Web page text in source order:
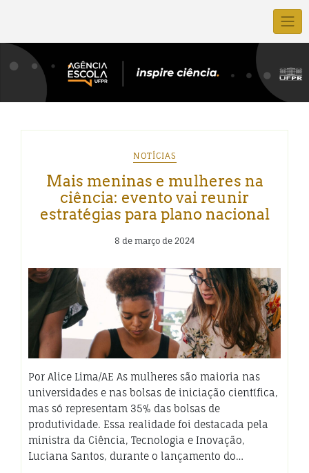
NOTÍCIAS
Mais meninas e mulheres na
ciência: evento vai reunir
estratégias para plano nacional
8 de março de 2024
Por Alice Lima/AE As mulheres são maioria nas
universidades e nas bolsas de iniciação científica,
mas só representam 35% das bolsas de
produtividade. Essa realidade foi destacada pela
ministra da Ciência, Tecnologia e Inovação,
Luciana Santos, durante o lançamento do…